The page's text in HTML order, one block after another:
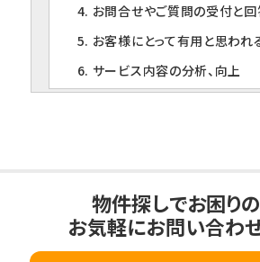
4. お問合せやご質問の受付と
5. お客様にとって有用と思われ
6. サービス内容の分析、向上
1. ご本人の同意がある場合
2. 法令に基づく場合
3. 利用目的の範囲内で個人情
物件探しでお困り
お気軽にお問い合わ